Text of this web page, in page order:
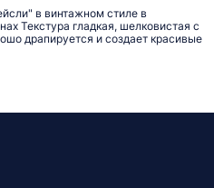
в винтажном стиле в
Текстура гладкая, шелковистая с
драпируется и создает красивые